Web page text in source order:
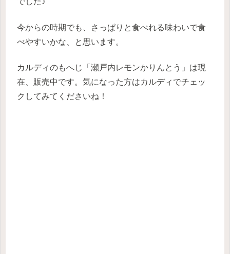
今からの時期でも、さっぱりと食べれる味わいで食
べやすいかな、と思います。
カルディのもへじ「瀬戸内レモンかりんとう」は現
在、販売中です。気になった方はカルディでチェッ
クしてみてくださいね！